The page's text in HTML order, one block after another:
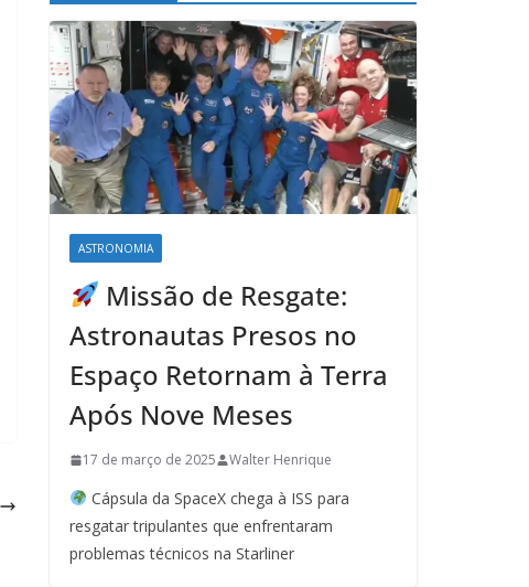
ASTRONOMIA
Missão de Resgate:
Astronautas Presos no
Espaço Retornam à Terra
Após Nove Meses
17 de março de 2025 Walter Henrique
Cápsula da SpaceX chega à ISS para
resgatar tripulantes que enfrentaram
problemas técnicos na Starliner